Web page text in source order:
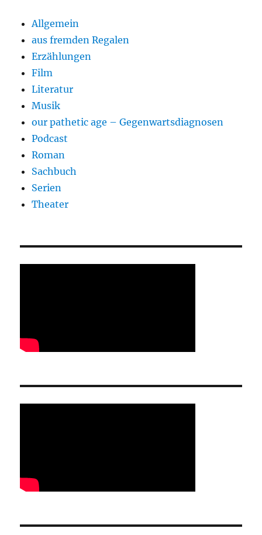
Allgemein
aus fremden Regalen
Erzählungen
Film
Literatur
Musik
our pathetic age – Gegenwartsdiagnosen
Podcast
Roman
Sachbuch
Serien
Theater